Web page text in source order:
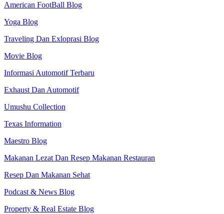
American FootBall Blog
Yoga Blog
Traveling Dan Exloprasi Blog
Movie Blog
Informasi Automotif Terbaru
Exhaust Dan Automotif
Umushu Collection
Texas Information
Maestro Blog
Makanan Lezat Dan Resep Makanan Restauran
Resep Dan Makanan Sehat
Podcast & News Blog
Property & Real Estate Blog